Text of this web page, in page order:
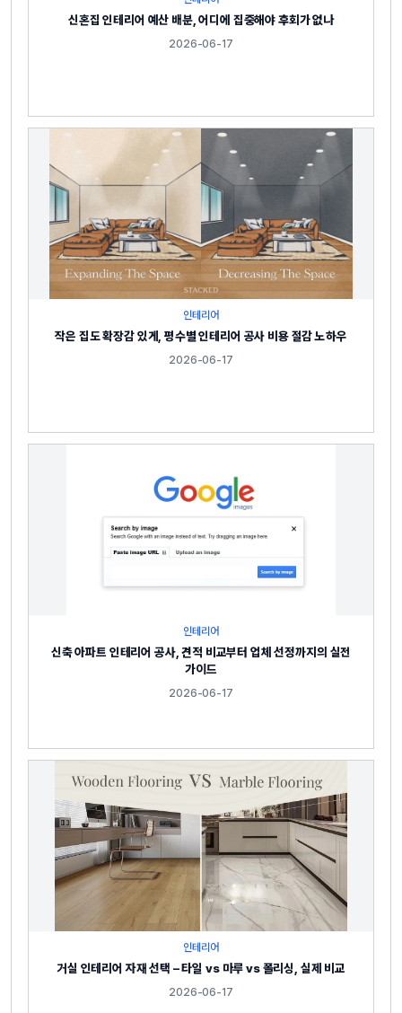
신혼집 인테리어 예산 배분, 어디에 집중해야 후회가 없나
2026-06-17
인테리어
작은 집도 확장감 있게, 평수별 인테리어 공사 비용 절감 노하우
2026-06-17
인테리어
신축 아파트 인테리어 공사, 견적 비교부터 업체 선정까지의 실전
가이드
2026-06-17
인테리어
거실 인테리어 자재 선택 – 타일 vs 마루 vs 폴리싱, 실제 비교
2026-06-17